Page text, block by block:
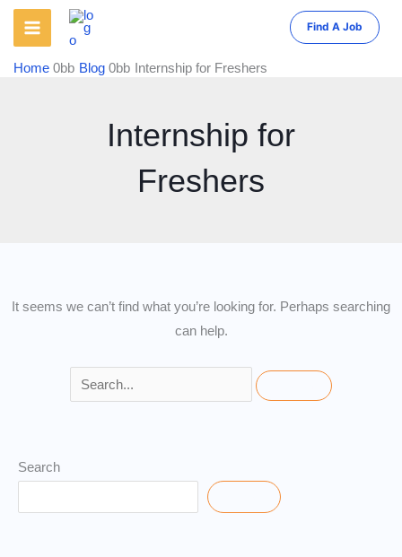
Skip
Find A Job
Home Blog Internship for Freshers
Internship for
Freshers
It seems we can’t find what you’re looking for. Perhaps searching
can help.
Search
for:
Search